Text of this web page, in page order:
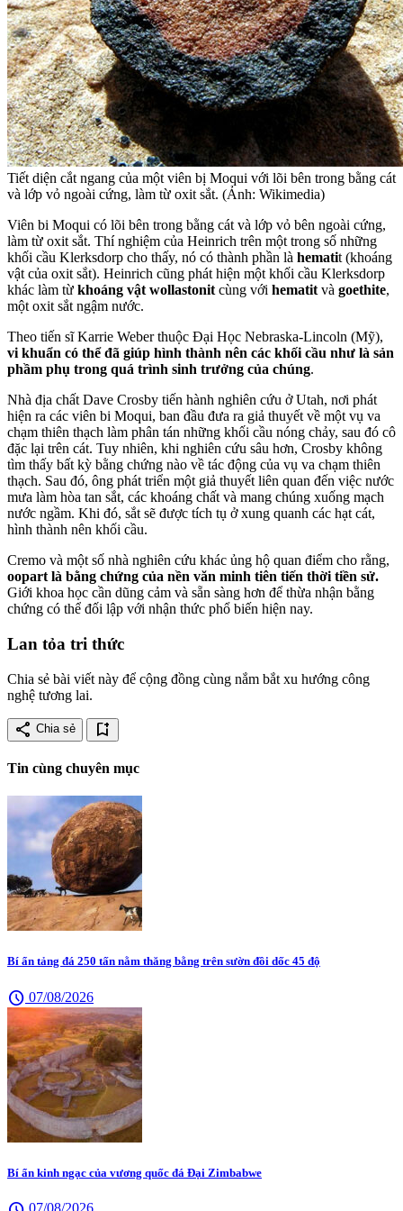
Tiết diện cắt ngang của một viên bị Moqui với lõi bên trong bằng cát
và lớp vỏ ngoài cứng, làm từ oxit sắt. (Ảnh: Wikimedia)
Viên bi Moqui có lõi bên trong bằng cát và lớp vỏ bên ngoài cứng,
làm từ oxit sắt. Thí nghiệm của Heinrich trên một trong số những
khối cầu Klerksdorp cho thấy, nó có thành phần là hematit (khoáng
vật của oxit sắt). Heinrich cũng phát hiện một khối cầu Klerksdorp
khác làm từ khoáng vật wollastonit cùng với hematit và goethite,
một oxit sắt ngậm nước.
Theo tiến sĩ Karrie Weber thuộc Đại Học Nebraska-Lincoln (Mỹ),
vi khuẩn có thể đã giúp hình thành nên các khối cầu như là sản
phầm phụ trong quá trình sinh trưởng của chúng.
Nhà địa chất Dave Crosby tiến hành nghiên cứu ở Utah, nơi phát
hiện ra các viên bi Moqui, ban đầu đưa ra giả thuyết về một vụ va
chạm thiên thạch làm phân tán những khối cầu nóng chảy, sau đó cô
đặc lại trên cát. Tuy nhiên, khi nghiên cứu sâu hơn, Crosby không
tìm thấy bất kỳ bằng chứng nào về tác động của vụ va chạm thiên
thạch. Sau đó, ông phát triển một giả thuyết liên quan đến việc nước
mưa làm hòa tan sắt, các khoáng chất và mang chúng xuống mạch
nước ngầm. Khi đó, sắt sẽ được tích tụ ở xung quanh các hạt cát,
hình thành nên khối cầu.
Cremo và một số nhà nghiên cứu khác ủng hộ quan điểm cho rằng,
oopart là bằng chứng của nền văn minh tiên tiến thời tiền sử.
Giới khoa học cần dũng cảm và sẵn sàng hơn để thừa nhận bằng
chứng có thể đối lập với nhận thức phổ biến hiện nay.
Lan tỏa tri thức
Chia sẻ bài viết này để cộng đồng cùng nắm bắt xu hướng công
nghệ tương lai.
share Chia sẻ bookmark_add
Tin cùng chuyên mục
Bí ẩn tảng đá 250 tấn nằm thăng bằng trên sườn đồi dốc 45 độ
schedule 07/08/2026
Bí ẩn kinh ngạc của vương quốc đá Đại Zimbabwe